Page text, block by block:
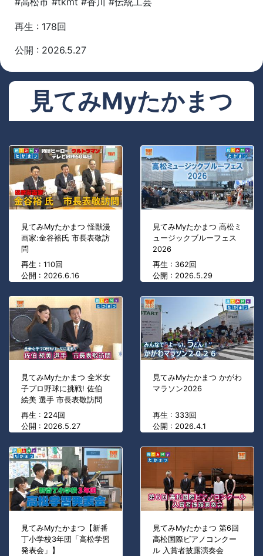
再生 : 178回
公開 : 2026.5.27
見てみMyたかまつ
見てみMyたかまつ 怪獣漫
画家:金谷裕氏 市長表敬訪
問
再生 : 110回
公開 : 2026.6.16
見てみMyたかまつ 高松ミ
ュージックブルーフェス
2026
再生 : 362回
公開 : 2026.5.29
見てみMyたかまつ 全米女
子プロ野球に挑戦! 佐伯
絵美 選手 市長表敬訪問
再生 : 224回
公開 : 2026.5.27
見てみMyたかまつ かがわ
マラソン2026
再生 : 333回
公開 : 2026.4.1
見てみMyたかまつ【新番
丁小学校3年団「高松学習
発表会」】
見てみMyたかまつ 第6回
高松国際ピアノコンクー
ル 入賞者披露演奏会